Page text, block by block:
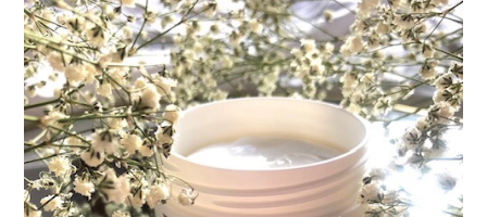
TROUVAILLES ET MES
ENVIES DANS LA MODE, LE
LUXE ET LA BEAUTÉ EN Y
AJOUTANT MON PETIT